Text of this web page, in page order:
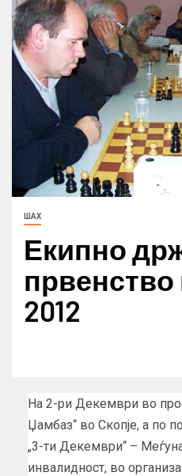
ШАХ
Екипно
2012
На 2-ри Декември во
Џамбаз“ во Скопје, а по
„3-ти Декември“ –
инвалидност, во